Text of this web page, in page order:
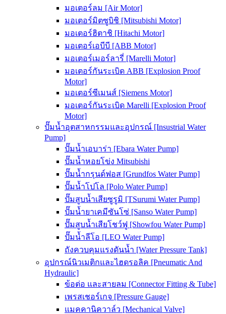
มอเตอร์ลม [Air Motor]
มอเตอร์มิตซูบิชิ [Mitsubishi Motor]
มอเตอร์ฮิตาชิ [Hitachi Motor]
มอเตอร์เอบีบี [ABB Motor]
มอเตอร์เมอร์ลารี่ [Marelli Motor]
มอเตอร์กันระเบิด ABB [Explosion Proof
Motor]
มอเตอร์ซีเมนส์ [Siemens Motor]
มอเตอร์กันระเบิด Marelli [Explosion Proof
Motor]
ปั๊มน้ำอุตสาหกรรมและอุปกรณ์ [Insustrial Water
Pump]
ปั๊มน้ำเอบาร่า [Ebara Water Pump]
ปั๊มน้ำหอยโข่ง Mitsubishi
ปั๊มน้ำกรุนด์ฟอส [Grundfos Water Pump]
ปั๊มน้ำโปโล [Polo Water Pump]
ปั๊มสูบน้ำเสียซูรูมิ [TSurumi Water Pump]
ปั๊มน้ำยาเคมีซันโซ่ [Sanso Water Pump]
ปั๊มสูบน้ำเสียโชว์ฟู [Showfou Water Pump]
ปั๊มน้ำลีโอ [LEO Water Pump]
ถังควบคุมแรงดันน้ำ [Water Pressure Tank]
อุปกรณ์นิวเมติกและไฮดรอลิค [Pneumatic And
Hydraulic]
ข้อต่อ และสายลม [Connector Fitting & Tube]
เพรสเชอร์เกจ [Pressure Gauge]
แมคคานิควาล์ว [Mechanical Valve]